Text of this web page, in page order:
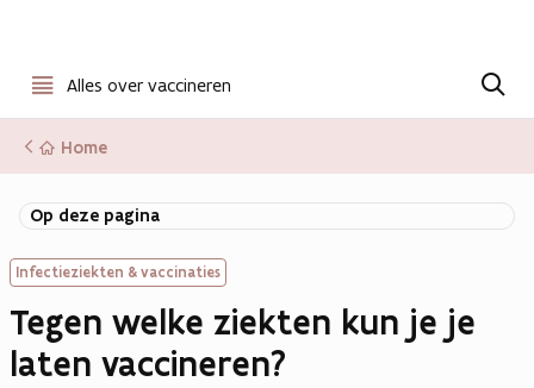
menu
Alles over vaccineren
n
Home
Op deze pagina
Infectieziekten & vaccinaties
Tegen welke ziekten kun je je
laten vaccineren?